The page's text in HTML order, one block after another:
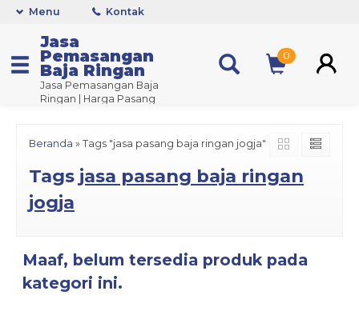
Menu Kontak
Jasa
Pemasangan
Baja Ringan
Jasa Pemasangan Baja
Ringan | Harga Pasang
0
Beranda » Tags "jasa pasang baja ringan jogja"
Tags jasa pasang baja ringan
jogja
Maaf, belum tersedia produk pada
kategori ini.